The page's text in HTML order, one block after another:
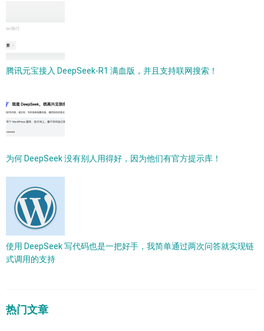
腾讯元宝接入 DeepSeek-R1 满血版，并且支持联网搜索！
为何 DeepSeek 没有别人用得好，因为他们有官方提示库！
使用 DeepSeek 写代码也是一把好手，我简单通过两次问答就实现链
式调用的支持
热门文章